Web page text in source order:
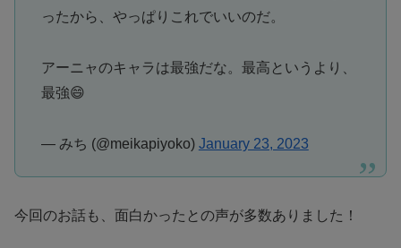
ったから、やっぱりこれでいいのだ。
アーニャのキャラは最強だな。最高というより、
最強😄
— みち (@meikapiyoko) January 23, 2023
今回のお話も、面白かったとの声が多数ありました！